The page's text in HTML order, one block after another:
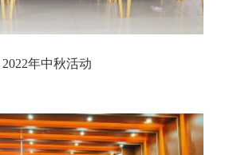
2022年中秋活动